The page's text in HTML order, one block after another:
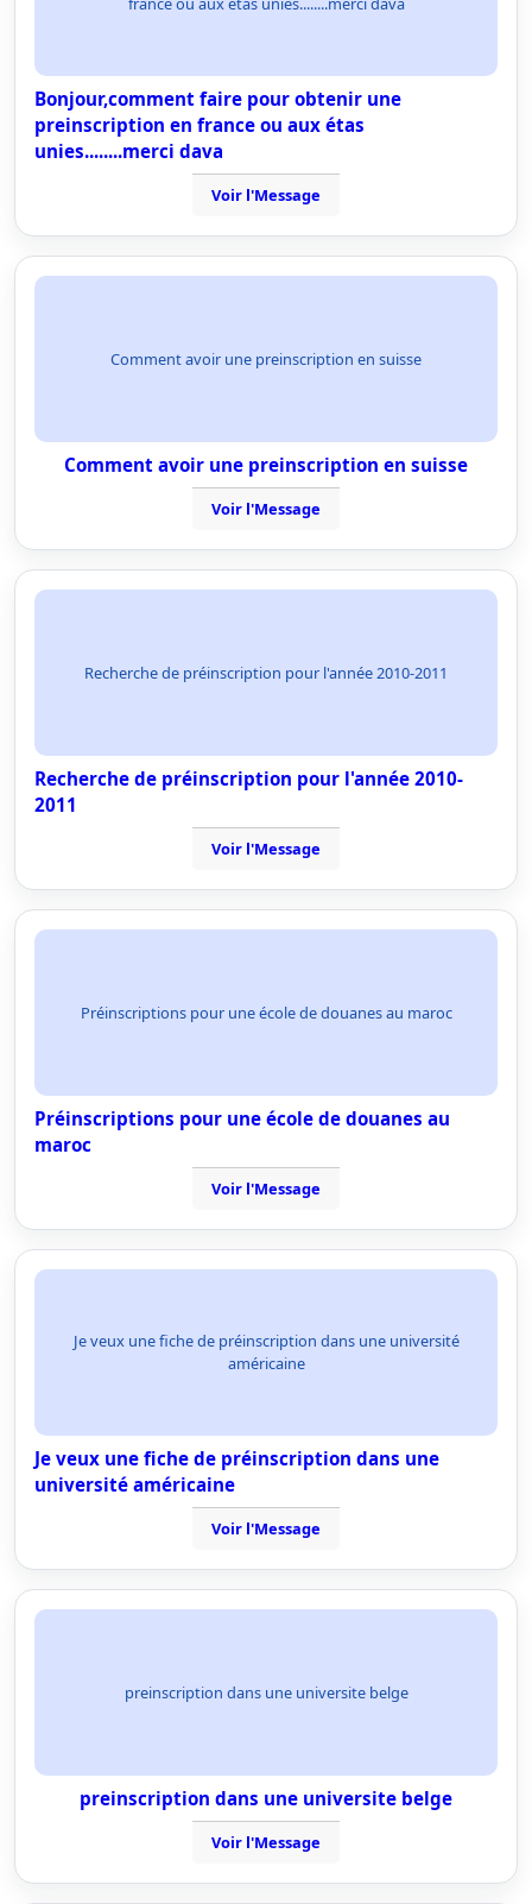
Bonjour,comment faire pour obtenir une
preinscription en france ou aux étas
unies........merci dava
Voir l'Message
Comment avoir une preinscription en suisse
Comment avoir une preinscription en suisse
Voir l'Message
Recherche de préinscription pour l'année 2010-2011
Recherche de préinscription pour l'année 2010-
2011
Voir l'Message
Préinscriptions pour une école de douanes au maroc
Préinscriptions pour une école de douanes au
maroc
Voir l'Message
Je veux une fiche de préinscription dans une université
américaine
Je veux une fiche de préinscription dans une
université américaine
Voir l'Message
preinscription dans une universite belge
preinscription dans une universite belge
Voir l'Message